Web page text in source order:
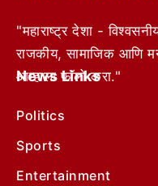
"महाराष्ट्र देशा -
राजकीय, सामाजिक आणि
आम्हाला फॉलो करा."
News Links
Politics
Sports
Entertainment